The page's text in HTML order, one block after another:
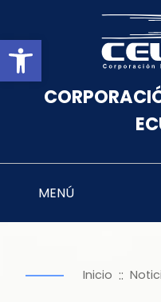
Abrir barra
MENÚ
Inicio ::